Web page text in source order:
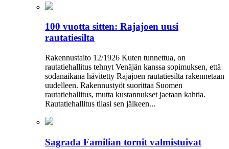
100 vuotta sitten: Rajajoen uusi
rautatiesilta
Rakennustaito 12/1926 Kuten tunnettua, on
rautatiehallitus tehnyt Venäjän kanssa sopimuksen, että
sodanaikana hävitetty Rajajoen rautatiesilta rakennetaan
uudelleen. Rakennustyöt suorittaa Suomen
rautatiehallitus, mutta kustannukset jaetaan kahtia.
Rautatiehallitus tilasi sen jälkeen...
Sagrada Familian tornit valmistuivat